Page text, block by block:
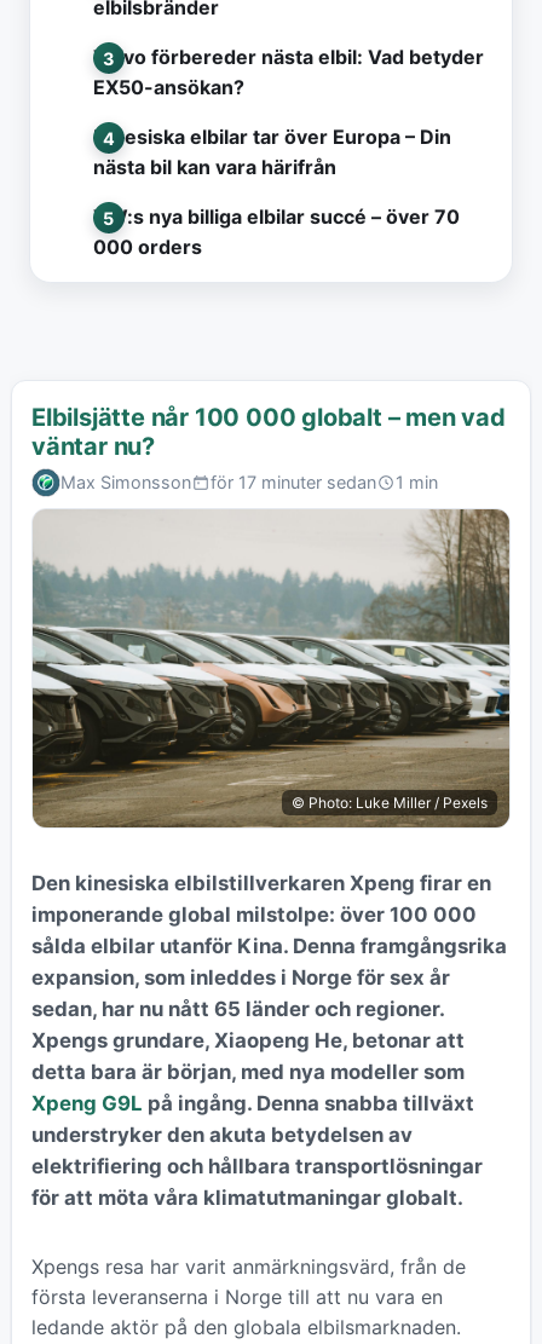
elbilsbränder
Volvo förbereder nästa elbil: Vad betyder
EX50-ansökan?
Kinesiska elbilar tar över Europa – Din
nästa bil kan vara härifrån
VW:s nya billiga elbilar succé – över 70
000 orders
Elbilsjätte når 100 000 globalt – men vad
väntar nu?
Max Simonsson för 17 minuter sedan 1 min
© Photo: Luke Miller / Pexels
Den kinesiska elbilstillverkaren Xpeng firar en
imponerande global milstolpe: över 100 000
sålda elbilar utanför Kina. Denna framgångsrika
expansion, som inleddes i Norge för sex år
sedan, har nu nått 65 länder och regioner.
Xpengs grundare, Xiaopeng He, betonar att
detta bara är början, med nya modeller som
Xpeng G9L på ingång. Denna snabba tillväxt
understryker den akuta betydelsen av
elektrifiering och hållbara transportlösningar
för att möta våra klimatutmaningar globalt.
Xpengs resa har varit anmärkningsvärd, från de
första leveranserna i Norge till att nu vara en
ledande aktör på den globala elbilsmarknaden.